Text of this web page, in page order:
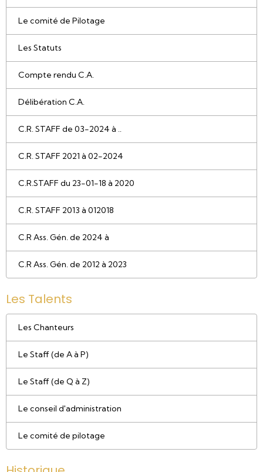
Le comité de Pilotage
Les Statuts
Compte rendu C.A.
Délibération C.A.
C.R. STAFF de 03-2024 à ..
C.R. STAFF 2021 à 02-2024
C.R.STAFF du 23-01-18 à 2020
C.R. STAFF 2013 à 012018
C.R Ass. Gén. de 2024 à
C.R Ass. Gén. de 2012 à 2023
Les Talents
Les Chanteurs
Le Staff (de A à P)
Le Staff (de Q à Z)
Le conseil d'administration
Le comité de pilotage